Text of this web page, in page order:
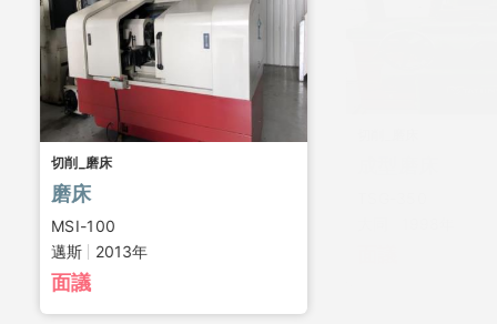
切削_磨床
磨床
MSI-100
邁斯
2013年
面議